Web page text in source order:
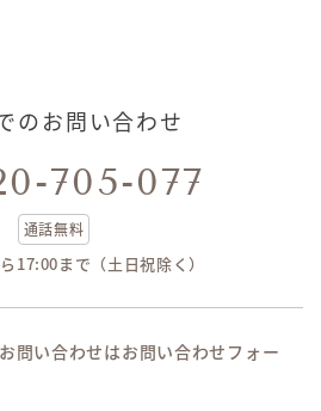
のお問い合わせ
705-077
通話無料
17:00まで（土日祝除く）
問い合わせはお問い合わせフォー